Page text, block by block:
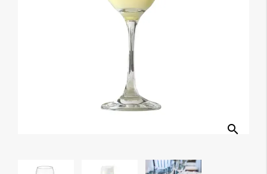
search